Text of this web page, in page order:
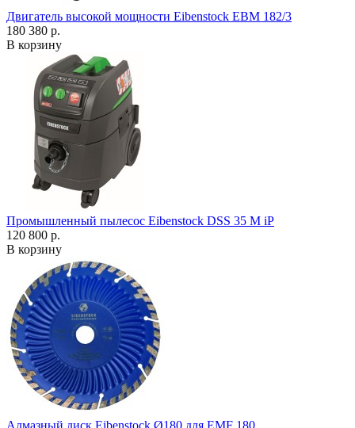
Двигатель высокой мощности Eibenstock EBM 182/3
180 380 р.
В корзину
Промышленный пылесос Eibenstock DSS 35 M iP
120 800 р.
В корзину
Алмазный диск Eibenstock Ø180 для EMF 180